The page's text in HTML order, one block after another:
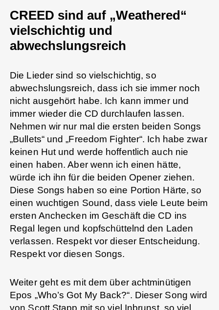
CREED sind auf „Weathered“
vielschichtig und
abwechslungsreich
Die Lieder sind so vielschichtig, so
abwechslungsreich, dass ich sie immer noch
nicht ausgehört habe. Ich kann immer und
immer wieder die CD durchlaufen lassen.
Nehmen wir nur mal die ersten beiden Songs
„Bullets“ und „Freedom Fighter“. Ich habe zwar
keinen Hut und werde hoffentlich auch nie
einen haben. Aber wenn ich einen hätte,
würde ich ihn für die beiden Opener ziehen.
Diese Songs haben so eine Portion Härte, so
einen wuchtigen Sound, dass viele Leute beim
ersten Anchecken im Geschäft die CD ins
Regal legen und kopfschüttelnd den Laden
verlassen. Respekt vor dieser Entscheidung.
Respekt vor diesen Songs.
Weiter geht es mit dem über achtminütigen
Epos „Who’s Got My Back?“. Dieser Song wird
von Scott Stapp mit so viel Inbrunst, so viel